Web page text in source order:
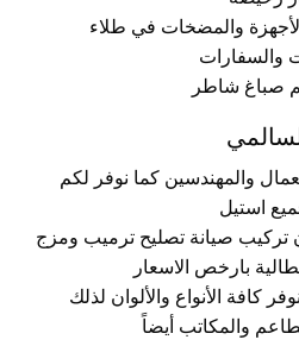
والمضخات في طلاء
والسفارات
صباغ شاطر
والمهندسين كما نوفر لكم
استيل
تركيب صيانة تصليح ترميب ومزج
بارخص الاسعار
كافة الأنواع والألوان لذلك
والمكاتب أيضاً